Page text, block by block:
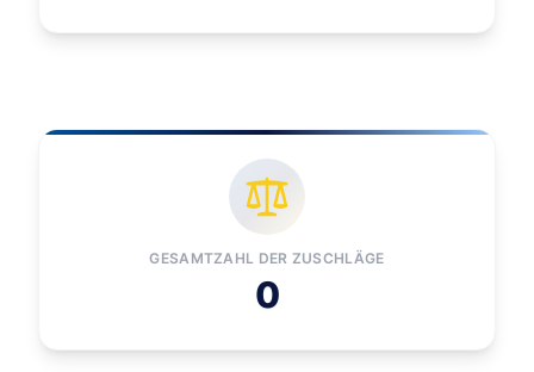
GESAMTZAHL DER ZUSCHLÄGE
0